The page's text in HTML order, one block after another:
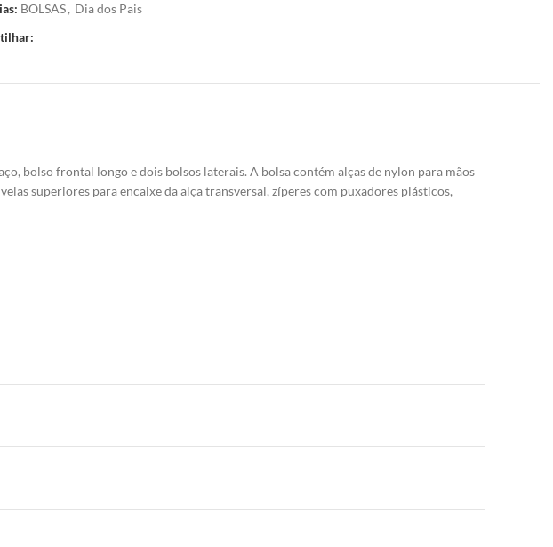
BOLSAS, Dia dos Pais
bolso frontal longo e dois bolsos laterais. A bolsa contém alças de nylon para mãos
superiores para encaixe da alça transversal, zíperes com puxadores plásticos,